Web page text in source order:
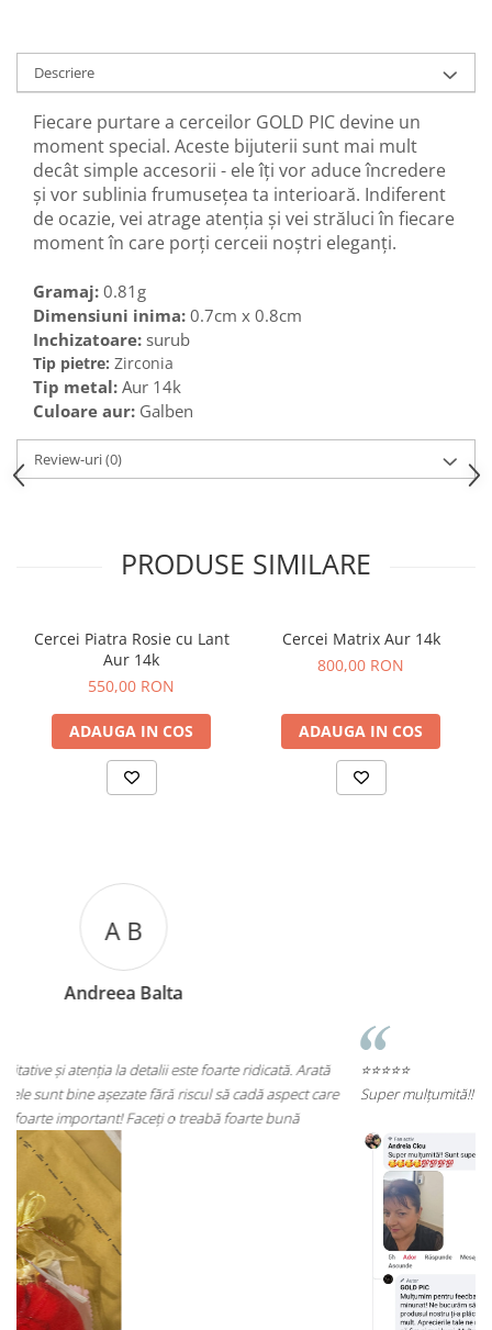
Descriere
Fiecare purtare a cerceilor GOLD PIC devine un
moment special. Aceste bijuterii sunt mai mult
decât simple accesorii - ele îți vor aduce încredere
și vor sublinia frumusețea ta interioară. Indiferent
de ocazie, vei atrage atenția și vei străluci în fiecare
moment în care porți cerceii noștri eleganți.
Gramaj: 0.81g
Dimensiuni inima: 0.7cm x 0.8cm
Inchizatoare: surub
Tip pietre: Zirconia
Tip metal: Aur 14k
Culoare aur: Galben
Review-uri(0)
PRODUSE SIMILARE
Cercei Piatra Rosie cu Lant
Aur 14k
550,00 RON
ADAUGA IN COS
Cercei Matrix Aur 14k
800,00 RON
ADAUGA IN COS
⭐⭐⭐⭐⭐
Super mulțumită!! Sunt superbi cerceii!!!